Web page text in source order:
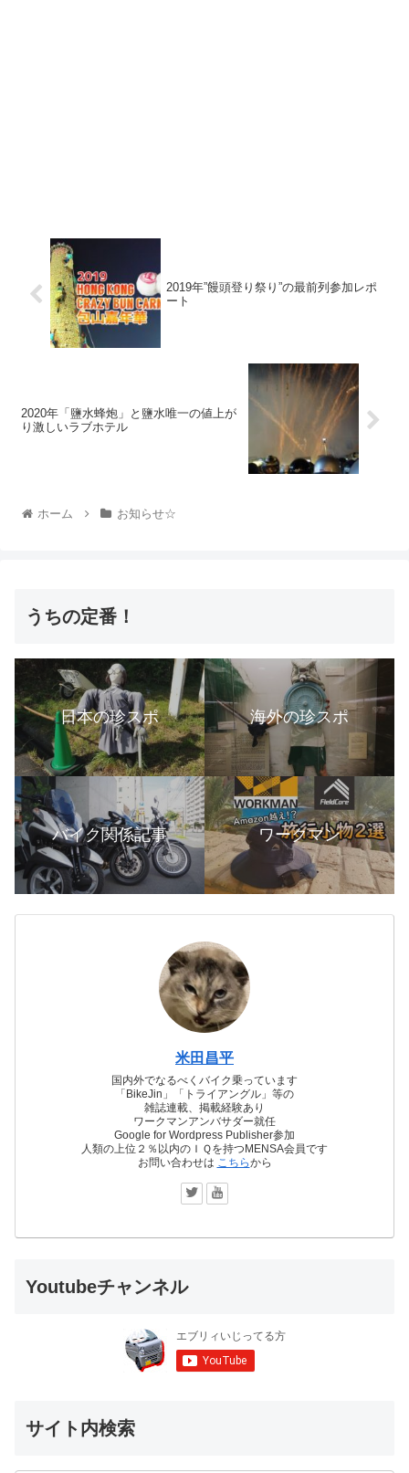
2019年”饅頭登り祭り”の最前列参加レポ
ート
2020年「鹽水蜂炮」と鹽水唯一の値上が
り激しいラブホテル
ホーム お知らせ☆
うちの定番！
日本の珍スポ 海外の珍スポ
バイク関係記事 ワークマン
米田昌平
国内外でなるべくバイク乗っています
「BikeJin」「トライアングル」等の
雑誌連載、掲載経験あり
ワークマンアンバサダー就任
Google for Wordpress Publisher参加
人類の上位２％以内のＩＱを持つMENSA会員です
お問い合わせは こちらから
Youtubeチャンネル
サイト内検索